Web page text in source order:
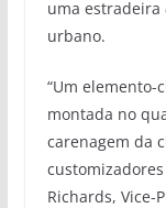
uma estradeira
urbano.
“Um elemento-
montada no
carenagem da
Richards, Vice-